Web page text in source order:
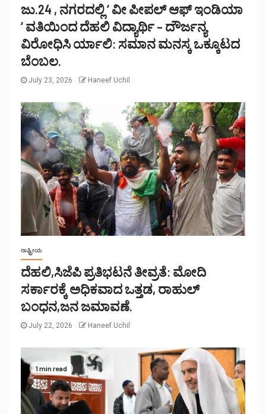
ಜು.24 , ನಗರದಲ್ಲಿ ‘ ವೀ ಪೀಪಲ್ ಆಫ್ ಇಂಡಿಯಾ
‘ ವತಿಯಿಂದ ದೆಹಲಿ ವಿದ್ಯಾರ್ಥಿ – ದೌರ್ಜನ್ಯ
ವಿರೋಧಿಸಿ ರ್ಯಾಲಿ: ಸಮಾನ ಮನಸ್ಕ ಒಕ್ಕೂಟದ
ಬೆಂಬಲ.
July 23, 2026 Haneef Uchil
ರಾಷ್ಟ್ರೀಯ
ದೆಹಲಿ,ಸಿಜೆಪಿ ಪ್ರತಿಭಟನೆ ತೀವ್ರತೆ: ಮೋದಿ
ಸರ್ಕಾರಕ್ಕೆ ಅಧಿಕವಾದ ಒತ್ತಡ, ರಾಹುಲ್
ಬಂಧನ,ಜನ ಜಮಾವಣೆ.
July 22, 2026 Haneef Uchil
1 min read